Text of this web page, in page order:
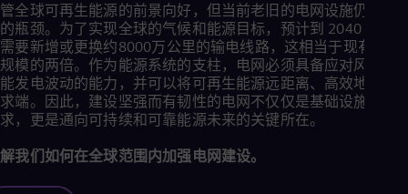
全球可再生能源的前景向好，但当前老旧的电网设施仍然是
瓶颈。为了实现全球的气候和能源目标，预计到 2040 年，
要新增或更换约8000万公里的输电线路，这相当于现有全球
模的两倍。作为能源系统的支柱，电网必须具备应对风能和
发电波动的能力，并可以将可再生能源远距离、高效地输送
端。因此，建设坚强而有韧性的电网不仅仅是基础设施升级
，更是通向可持续和可靠能源未来的关键所在。
我们如何在全球范围内加强电网建设。